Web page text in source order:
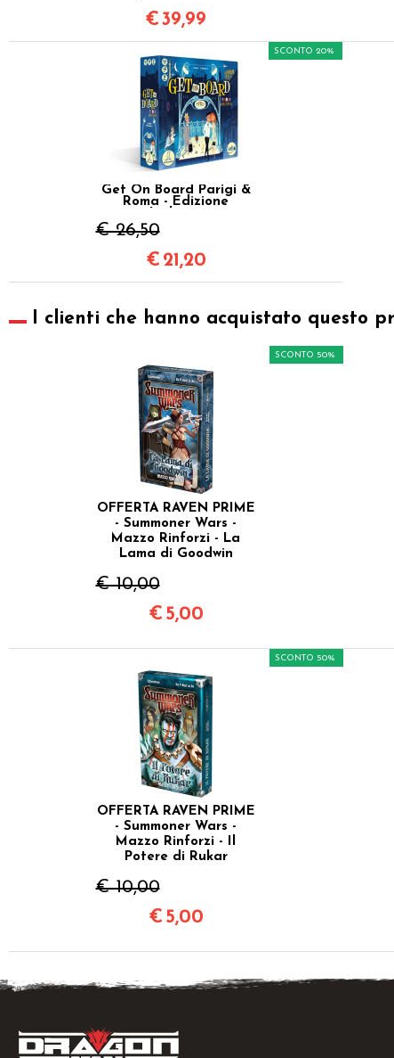
€39,99
Get On Board Parigi &
Roma - Edizione
€ 26,50
SCONTO 20%
€ 21,20
I clienti che hanno acquistato questo
OFFERTA RAVEN PRIME
- Summoner Wars -
Mazzo Rinforzi - La
Lama di Goodwin
€ 10,00
SCONTO 50%
€ 5,00
OFFERTA RAVEN PRIME
- Summoner Wars -
Mazzo Rinforzi - Il
Potere di Rukar
€ 10,00
SCONTO 50%
€ 5,00